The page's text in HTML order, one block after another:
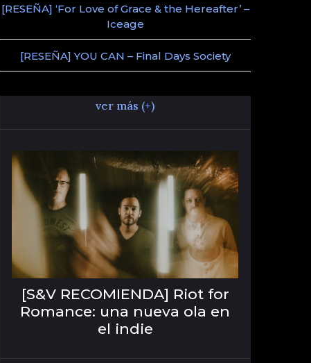
[RESEÑA] ‘For Love of Grace & the Hereafter’ –
Iceage
[RESEÑA] YOU CAN – Final Days Society
ver más (+)
[S&V RECOMIENDA] Riot for
Romance: una nueva ola en
el indie